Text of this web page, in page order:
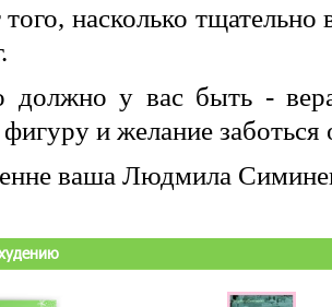
того, насколько
должно у вас быть -
и желание заботься
ваша Людмила